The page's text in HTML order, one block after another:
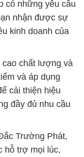
có những yêu cầu
nhận được sự
kinh doanh của
chất lượng và
và áp dụng
cải thiện hiệu
đầy đủ nhu cầu
Trường Phát,
hỗ trợ mọi lúc,